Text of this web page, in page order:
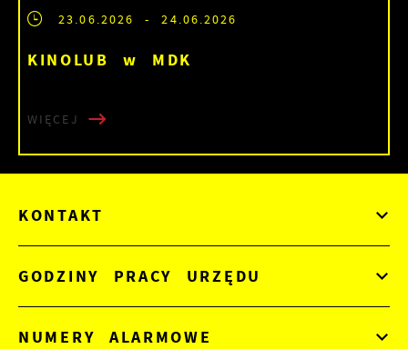
23.06.2026 - 24.06.2026
KINOLUB w MDK
WIĘCEJ
KONTAKT
GODZINY PRACY URZĘDU
NUMERY ALARMOWE